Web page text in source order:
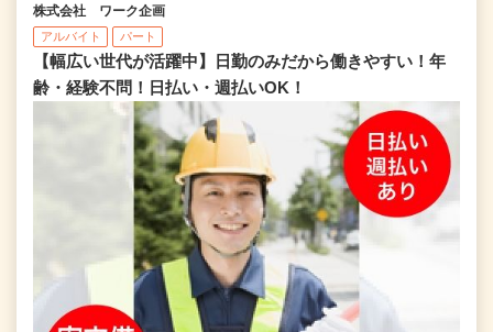
株式会社 ワーク企画
アルバイト パート
【幅広い世代が活躍中】日勤のみだから働きやすい！年
齢・経験不問！日払い・週払いOK！